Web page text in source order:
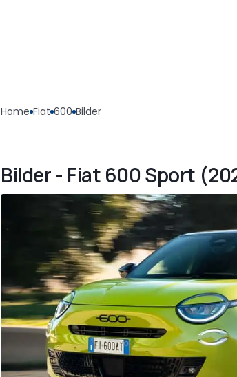
Home Fiat 600 Bilder
Bilder - Fiat 600 Sport